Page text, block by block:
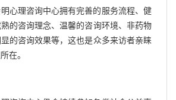
心理咨询中心拥有完善的服务流程、健
的咨询理念、温馨的咨询环境、非药物
的咨询效果等，这也是众多来访者亲睐
在。